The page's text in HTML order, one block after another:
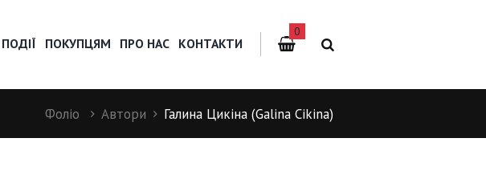
ПОДІЇ ПОКУПЦЯМ ПРО НАС КОНТАКТИ
0
Фоліо Автори Галина Цикіна (Galina Cikina)